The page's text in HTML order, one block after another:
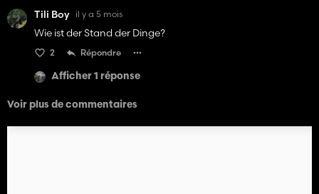
Tili Boy il y a 5 mois
Wie ist der Stand der Dinge?
2 Répondre
Afficher 1 réponse
Voir plus de commentaires